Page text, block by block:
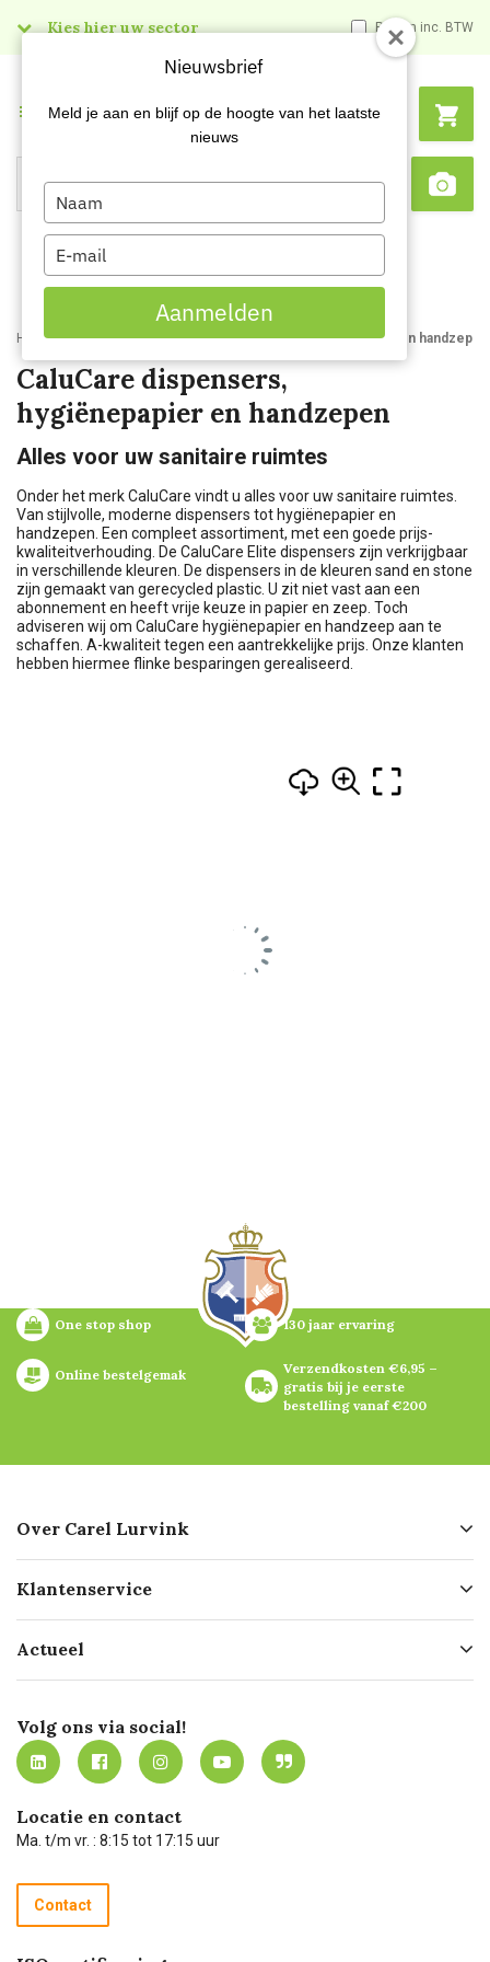
Kies hier uw sector Prijzen inc. BTW
Search
Menu
Home Kenniscentrum CaluCare dispensers hygienepapier en handzepen
CaluCare dispensers,
hygiënepapier en handzepen
Alles voor uw sanitaire ruimtes
Onder het merk CaluCare vindt u alles voor uw sanitaire ruimtes.
Van stijlvolle, moderne dispensers tot hygiënepapier en
handzepen. Een compleet assortiment, met een goede prijs-
kwaliteitverhouding. De CaluCare Elite dispensers zijn verkrijgbaar
in verschillende kleuren. De dispensers in de kleuren sand en stone
zijn gemaakt van gerecycled plastic. U zit niet vast aan een
abonnement en heeft vrije keuze in papier en zeep. Toch
adviseren wij om CaluCare hygiënepapier en handzeep aan te
schaffen. A-kwaliteit tegen een aantrekkelijke prijs. Onze klanten
hebben hiermee flinke besparingen gerealiseerd.
One stop shop 130 jaar ervaring
Online bestelgemak
Verzendkosten €6,95 –
gratis bij je eerste
bestelling vanaf €200
Over Carel Lurvink
Geschiedenis
Missie
Certificering
Werken bij Carel Lurvink
MVO
Klantenservice
Bezorgen
Mijn Carel Lurvink
Mijn Carel Lurvink instructievideo's
Carel Lurvink App
Hulp op afstand
Technische dienst
Recycle programma
Betalen
Actueel
Innovation LAB
Tevreden klanten
Carel Lurvink Blog
Carel de podcast
Volg ons via social!
Locatie en contact
Ma. t/m vr. : 8:15 tot 17:15 uur
Contact
Nieuwsbrief
Meld je aan en blijf op de hoogte van het laatste
nieuws
Type
your
name
Type
your
email
Aanmelden